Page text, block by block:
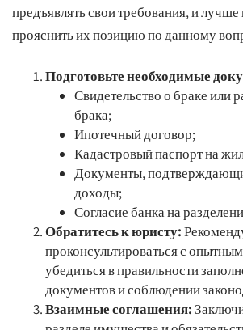
предъявлять свои требования, и лучше
прояснить их позицию по данному
Подготовьте необходимые
Свидетельство о браке или
брака;
Ипотечный договор;
Кадастровый паспорт на
Документы,
доходы;
Согласие банка на
Обратитесь к юристу:
проконсультироваться с
убедиться в правильности
документов и соблюдении
Взаимные соглашения: